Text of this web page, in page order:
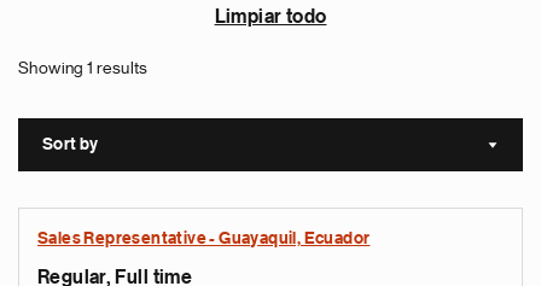
Limpiar todo
Showing 1 results
Sort by Sort
Sales Representative - Guayaquil, Ecuador
Regular, Full time